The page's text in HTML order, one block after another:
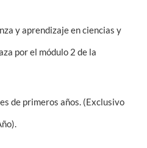
y aprendizaje en ciencias y
por el módulo 2 de la
de primeros años. (Exclusivo